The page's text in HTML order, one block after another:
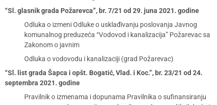
“Sl. glasnik grada Požarevca”, br. 7/21 od 29. juna 2021. godine
Odluka o izmeni Odluke o usklađivanju poslovanja Javnog
komunalnog preduzeća “Vodovod i kanalizacija” Požarevac sa
Zakonom o javnim
Odluka o vodovodu i kanalizaciji (grad Požarevac)
“Sl. list grada Šapca i opšt. Bogatić, Vlad. i Koc.”, br. 23/21 od 24.
septembra 2021. godine
Pravilnik o izmenama i dopunama Pravilnika o sufinansiranju